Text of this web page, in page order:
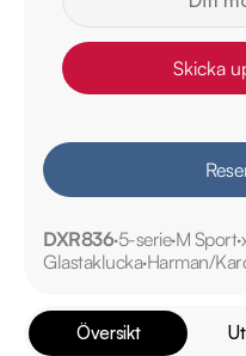
Skicka
DXR8365-serieM Sport
GlastakluckaHarman/
Översikt